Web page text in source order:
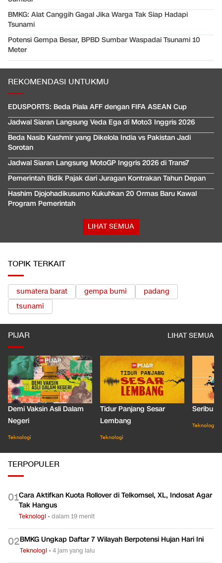
BMKG: Alat Canggih Gagal Jika Warga Tak Siap Hadapi
Tsunami
Potensi Gempa Besar, BPBD Sumbar Waspadai Tsunami 10
Meter
REKOMENDASI UNTUKMU
EDUSPORTS: Beda Piala AFF dengan FIFA ASEAN Cup
Jadwal Siaran Langsung Veda Ega di Moto3 Inggris 2026
Beda Nasib Kashmir yang Dikelola India vs Pakistan Jadi
Sorotan
Jadwal Siaran Langsung MotoGP Inggris 2026 di Trans7
Pemerintah Bidik Pajak dari Juragan Kontrakan Tahun Depan
Hashim Djojohadikusumo Kukuhkan 20 Ormas Baru Kawal
Program Pemerintah
LIHAT SEMUA
TOPIK TERKAIT
sumatera barat gempa bumi
padang
tsunami
PIJAR LIHAT SEMUA
Demi Vaksin Asli Dalam
Negeri
Teknologi
Tidur Panjang Sesar
Lembang
Teknologi
Seribu
Teknologi
TERPOPULER
01Cara Aktifkan Kuota Rollover di Telkomsel, XL, Indosat Agar
Tak Hangus
Teknologi •dalam 19 menit
02BMKG Ungkap Daftar 7 Wilayah Berpotensi Hujan Hari Ini
Teknologi •4 jam yang lalu